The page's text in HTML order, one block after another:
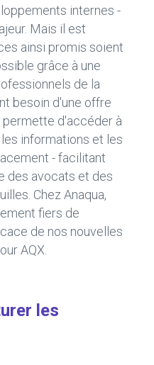
internes -
Mais il est
ainsi promis soient
grâce à une
de la
besoin d'une offre
d'accéder à
informations et les
- facilitant
des avocats et des
Chez Anaqua,
fiers de
de nos nouvelles
AQX.
les